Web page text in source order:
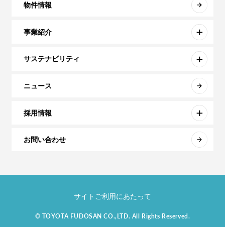
物件情報
事業紹介
サステナビリティ
ニュース
採用情報
お問い合わせ
© TOYOTA FUDOSAN CO.,LTD. All Rights Reserved.
サイトご利用にあたって